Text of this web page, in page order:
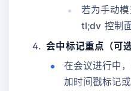
若为手动
tl;dv 控制
会中标记重点（可选
在会议进行中
加时间戳标记